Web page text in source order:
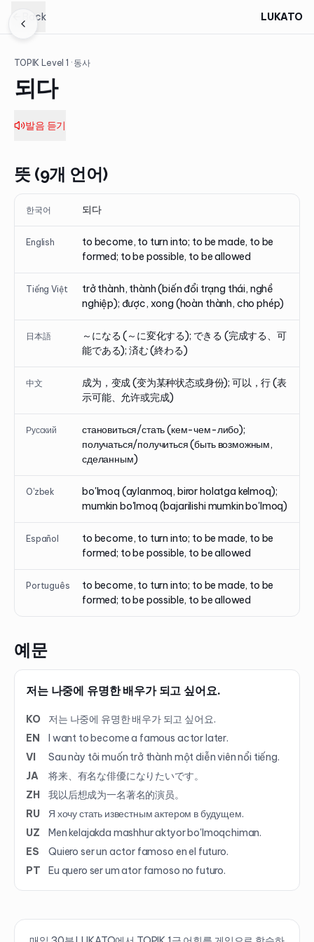
Back LUKATO
TOPIK Level1 · 동사
되다
발음 듣기
뜻 (9개 언어)
한국어 되다
English
to become, to turn into; to be made, to be
formed; to be possible, to be allowed
Tiếng Việt
trở thành, thành (biến đổi trạng thái, nghề
nghiệp); được, xong (hoàn thành, cho phép)
日本語
～になる (～に変化する); できる (完成する、可
能である); 済む (終わる)
中文
成为，变成 (变为某种状态或身份); 可以，行 (表
示可能、允许或完成)
Русский
становиться/стать (кем-чем-либо);
получаться/получиться (быть возможным,
сделанным)
O'zbek
bo'lmoq (aylanmoq, biror holatga kelmoq);
mumkin bo'lmoq (bajarilishi mumkin bo'lmoq)
Español
to become, to turn into; to be made, to be
formed; to be possible, to be allowed
Português
to become, to turn into; to be made, to be
formed; to be possible, to be allowed
예문
저는 나중에 유명한 배우가 되고 싶어요.
KO
저는 나중에 유명한 배우가 되고 싶어요.
EN
I want to become a famous actor later.
VI
Sau này tôi muốn trở thành một diễn viên nổi tiếng.
JA
将来、有名な俳優になりたいです。
ZH
我以后想成为一名著名的演员。
RU
Я хочу стать известным актером в будущем.
UZ
Men kelajakda mashhur aktyor bo'lmoqchiman.
ES
Quiero ser un actor famoso en el futuro.
PT
Eu quero ser um ator famoso no futuro.